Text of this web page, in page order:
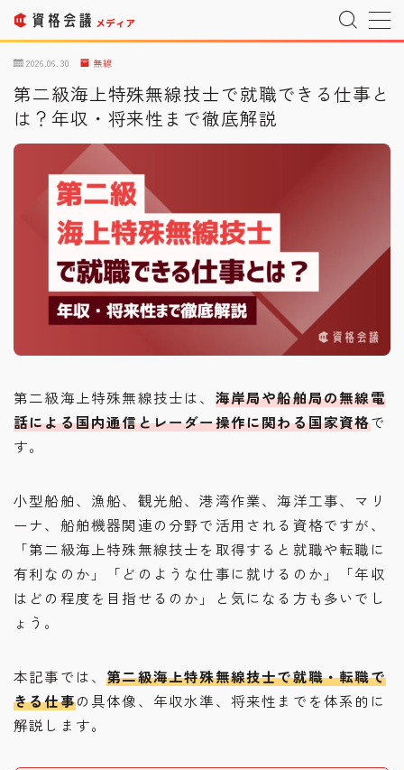
MENU
運営者情報 Company Profile
プライバシーポリシー
利用規約 T&C
宇宙情報サイト SPACE CONNECT
宇宙転職を目指したい方へ Space Job
2026.06.30 無線
第二級海上特殊無線技士で就職できる仕事と
は？年収・将来性まで徹底解説
第二級海上特殊無線技士は、 海岸局や船舶局の無線電
話による国内通信とレーダー操作に関わる国家資格で
す。
小型船舶、漁船、観光船、港湾作業、海洋工事、マリ
ーナ、船舶機器関連の分野で活用される資格ですが、
「第二級海上特殊無線技士を取得すると就職や転職に
有利なのか」「どのような仕事に就けるのか」「年収
はどの程度を目指せるのか」と気になる方も多いでし
ょう。
本記事では、第二級海上特殊無線技士で就職・転職で
きる仕事の具体像、年収水準、将来性までを体系的に
解説します。